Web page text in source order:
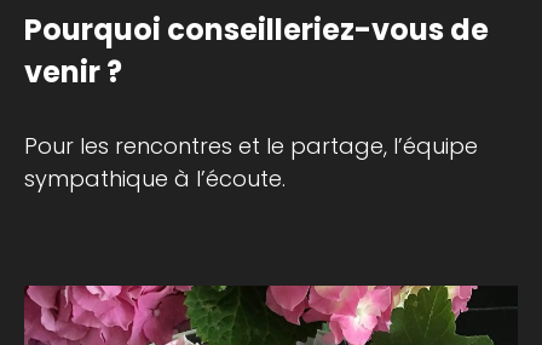
Pourquoi conseilleriez-vous de
venir ?
Pour les rencontres et le partage, l’équipe
sympathique à l’écoute.